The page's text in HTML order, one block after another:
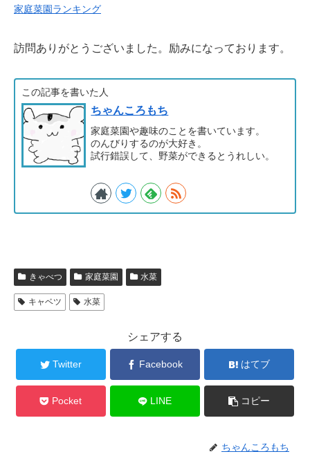
家庭菜園ランキング
訪問ありがとうございました。励みになっております。
この記事を書いた人
ちゃんころもち
家庭菜園や趣味のことを書いています。
のんびりするのが大好き。
試行錯誤して、野菜ができるとうれしい。
きゃべつ 家庭菜園 水菜
キャベツ 水菜
シェアする
Twitter Facebook はてブ
Pocket LINE コピー
ちゃんころもち